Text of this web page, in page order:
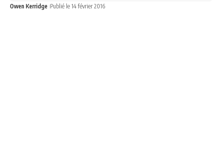
Owen Kerridge Publié le 14 février 2016